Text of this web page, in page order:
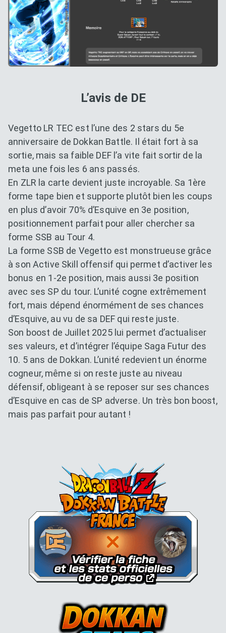
L’avis de DE
Vegetto LR TEC est l’une des 2 stars du 5e
anniversaire de Dokkan Battle. Il était fort à sa
sortie, mais sa faible DEF l’a vite fait sortir de la
meta une fois les 6 ans passés.
En ZLR la carte devient juste incroyable. Sa 1ère
forme tape bien et supporte plutôt bien les coups
en plus d’avoir 70% d’Esquive en 3e position,
positionnement parfait pour aller chercher sa
forme SSB au Tour 4.
La forme SSB de Vegetto est monstrueuse grâce
à son Active Skill offensif qui permet d’activer les
bonus en 1-2e position, mais aussi 3e position
avec ses SP du tour. L’unité cogne extrêmement
fort, mais dépend énormément de ses chances
d’Esquive, au vu de sa DEF qui reste juste.
Son boost de Juillet 2025 lui permet d’actualiser
ses valeurs, et d’intégrer l’équipe Saga Futur des
10. 5 ans de Dokkan. L’unité redevient un énorme
cogneur, même si on reste juste au niveau
défensif, obligeant à se reposer sur ses chances
d’Esquive en cas de SP adverse. Un très bon boost,
mais pas parfait pour autant !
Dokkan Essentials x Dragon